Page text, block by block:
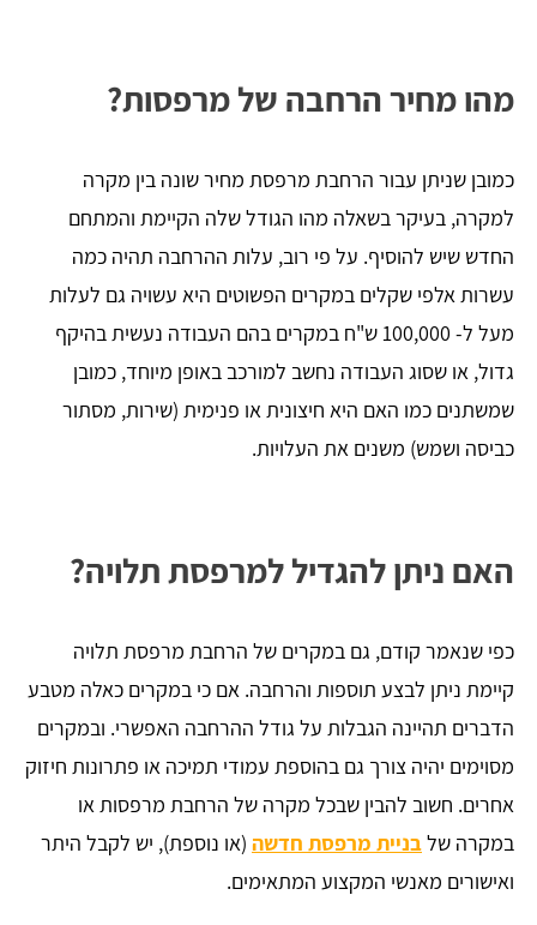
מהו מחיר הרחבה של מרפסות?
כמובן שניתן עבור הרחבת מרפסת מחיר שונה בין מקרה
למקרה, בעיקר בשאלה מהו הגודל שלה הקיימת והמתחם
החדש שיש להוסיף. על פי רוב, עלות ההרחבה תהיה כמה
עשרות אלפי שקלים במקרים הפשוטים היא עשויה גם לעלות
מעל ל- 100,000 ש"ח במקרים בהם העבודה נעשית בהיקף
גדול, או שסוג העבודה נחשב למורכב באופן מיוחד, כמובן
שמשתנים כמו האם היא חיצונית או פנימית (שירות, מסתור
כביסה ושמש) משנים את העלויות.
האם ניתן להגדיל למרפסת תלויה?
כפי שנאמר קודם, גם במקרים של הרחבת מרפסת תלויה
קיימת ניתן לבצע תוספות והרחבה. אם כי במקרים כאלה מטבע
הדברים תהיינה הגבלות על גודל ההרחבה האפשרי. ובמקרים
מסוימים יהיה צורך גם בהוספת עמודי תמיכה או פתרונות חיזוק
אחרים. חשוב להבין שבכל מקרה של הרחבת מרפסות או
במקרה שלבניית מרפסת חדשה (או נוספת), יש לקבל היתר
ואישורים מאנשי המקצוע המתאימים.